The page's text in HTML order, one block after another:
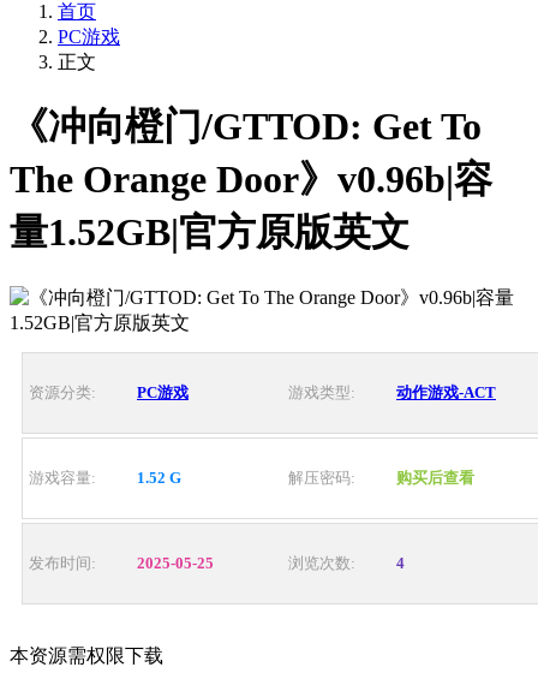
首页
PC游戏
正文
《冲向橙门/GTTOD: Get To
The Orange Door》v0.96b|容
量1.52GB|官方原版英文
资源分类: PC游戏 游戏类型: 动作游戏-ACT
游戏容量: 1.52 G 解压密码: 购买后查看
发布时间: 2025-05-25 浏览次数: 4
本资源需权限下载